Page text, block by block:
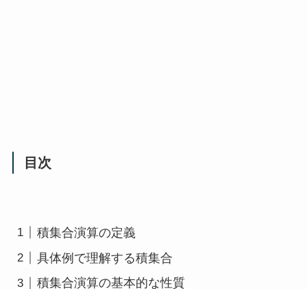
目次
積集合演算の定義
具体例で理解する積集合
積集合演算の基本的な性質